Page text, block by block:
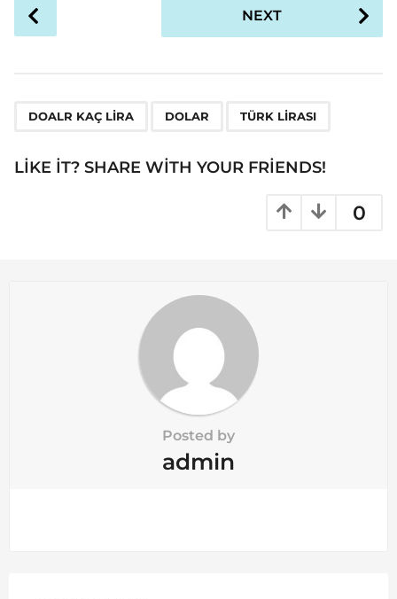
i
NEXT
DOALR KAÇ LIRA DOLAR TÜRK LIRASI
LIKE IT? SHARE WITH YOUR FRIENDS!
0
Posted by
admin